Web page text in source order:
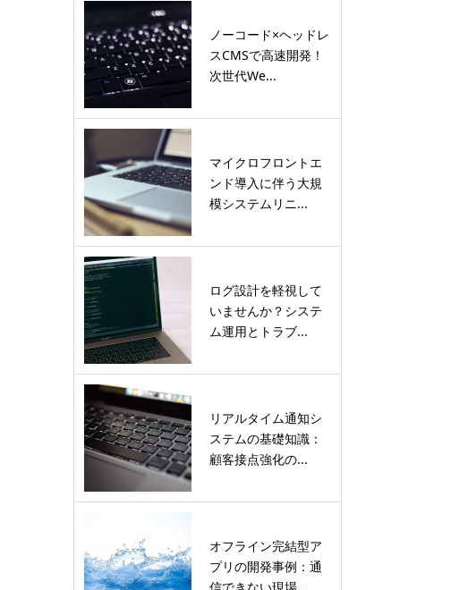
ノーコード×ヘッドレ
スCMSで高速開発！
次世代We...
マイクロフロントエ
ンド導入に伴う大規
模システムリニ...
ログ設計を軽視して
いませんか？システ
ム運用とトラブ...
リアルタイム通知シ
ステムの基礎知識：
顧客接点強化の...
オフライン完結型ア
プリの開発事例：通
信できない現場...